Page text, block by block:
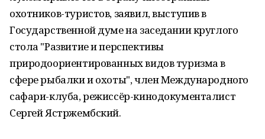
охотников-туристов, заявил, выступив в
Государственной думе на заседании круглого
стола "Развитие и перспективы
природоориентированных видов туризма в
сфере рыбалки и охоты", член Международного
сафари-клуба, режиссёр-кинодокументалист
Сергей Ястржембский.